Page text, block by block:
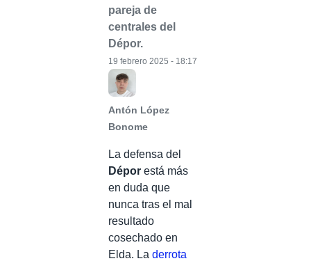
pareja de
centrales del
Dépor.
Antón López
Bonome
19 febrero 2025 - 18:17
La defensa del
Dépor está más
en duda que
nunca tras el mal
resultado
cosechado en
Elda. La derrota